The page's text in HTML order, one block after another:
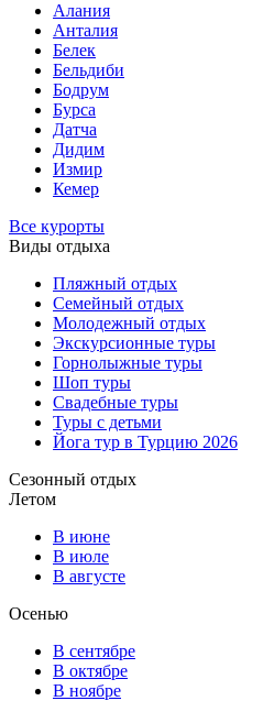
Алания
Анталия
Белек
Бельдиби
Бодрум
Бурса
Датча
Дидим
Измир
Кемер
Все курорты
Виды отдыха
Пляжный отдых
Семейный отдых
Молодежный отдых
Экскурсионные туры
Горнолыжные туры
Шоп туры
Свадебные туры
Туры с детьми
Йога тур в Турцию 2026
Сезонный отдых
Летом
В июне
В июле
В августе
Осенью
В сентябре
В октябре
В ноябре